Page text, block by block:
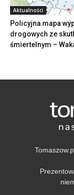
Aktualności
Policyjna mapa
drogowych ze
śmiertelnym –